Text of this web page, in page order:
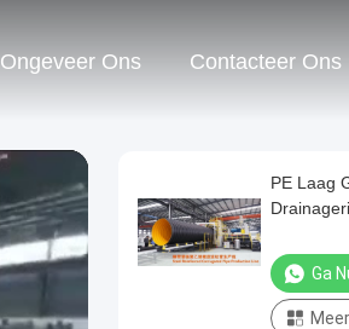
Ongeveer Ons Contacteer Ons
PE Laag
Ga